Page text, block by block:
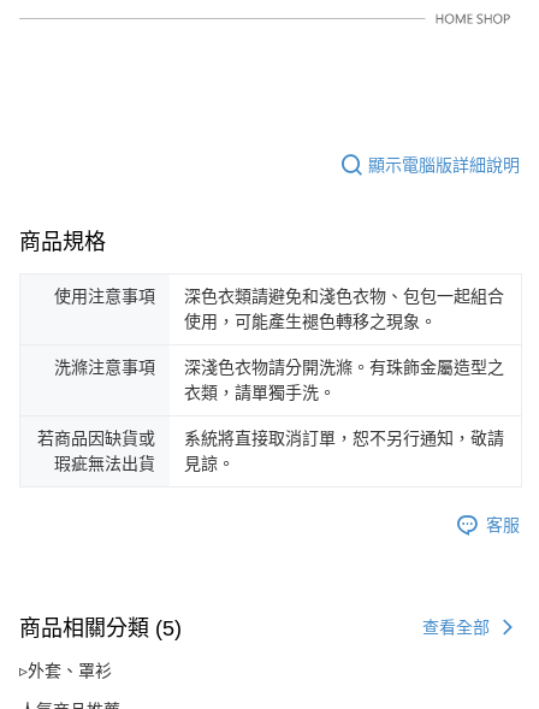
顯示電腦版詳細說明
商品規格
使用注意事項
深色衣類請避免和淺色衣物、包包一起組合
使用，可能產生褪色轉移之現象。
洗滌注意事項
深淺色衣物請分開洗滌。有珠飾金屬造型之
衣類，請單獨手洗。
若商品因缺貨或
瑕疵無法出貨
系統將直接取消訂單，恕不另行通知，敬請
見諒。
客服
商品相關分類 (5) 查看全部
▹外套、罩衫